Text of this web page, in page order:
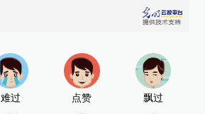
难过 点赞 飘过